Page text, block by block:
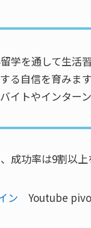
学を通して生活習
る自信を育みます
イトやインター
成功率は9割以上
ン Youtube